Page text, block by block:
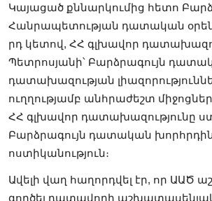
Կայացած քննարկումից հետո
Հանրապետության դատական
րդ կետով, ՀՀ գլխավոր
Պետրոսյանի՝ Բարձրագույն
դատախազության
ուղղությամբ անհրաժեշտ
ՀՀ գլխավոր դատախազությունը
Բարձրագույն դատական խորհրդին
ոստիկանություն։
Ավելի վաղ հաղորդվել էր, որ ԱԱԾ
գործել դատավորի